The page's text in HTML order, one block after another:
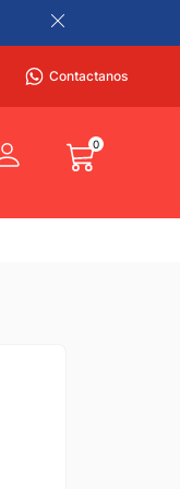
Contactanos
0